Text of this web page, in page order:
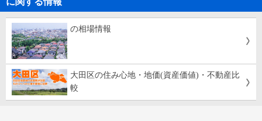
の相場情報
大田区の住み心地・地価(資産価値)・不動産比
較